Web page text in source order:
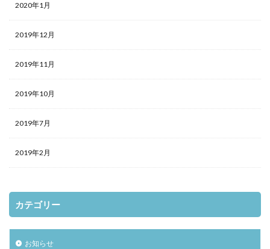
2020年1月
2019年12月
2019年11月
2019年10月
2019年7月
2019年2月
カテゴリー
お知らせ